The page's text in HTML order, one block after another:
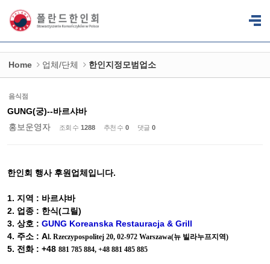
Home 업체/단체 한인지정모범업소
음식점
GUNG(궁)--바르샤바
홍보운영자
조회 수 1288 추천 수 0 댓글 0
한인회 행사 후원업체입니다.
1. 지역 : 바르샤바
2. 업종 : 한식(그릴)
3. 상호 : GUNG Koreanska Restauracja & Grill
4. 주소 : Al. Rzeczypospolitej 20, 02-972 Warszawa(뉴 빌라누프지역)
5. 전화 : +48 881 785 884, +48 881 485 885